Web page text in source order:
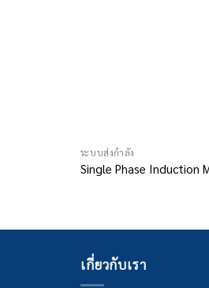
ระบบส่งกำลัง
Single Phase Induction
เกี่ยวกับเรา